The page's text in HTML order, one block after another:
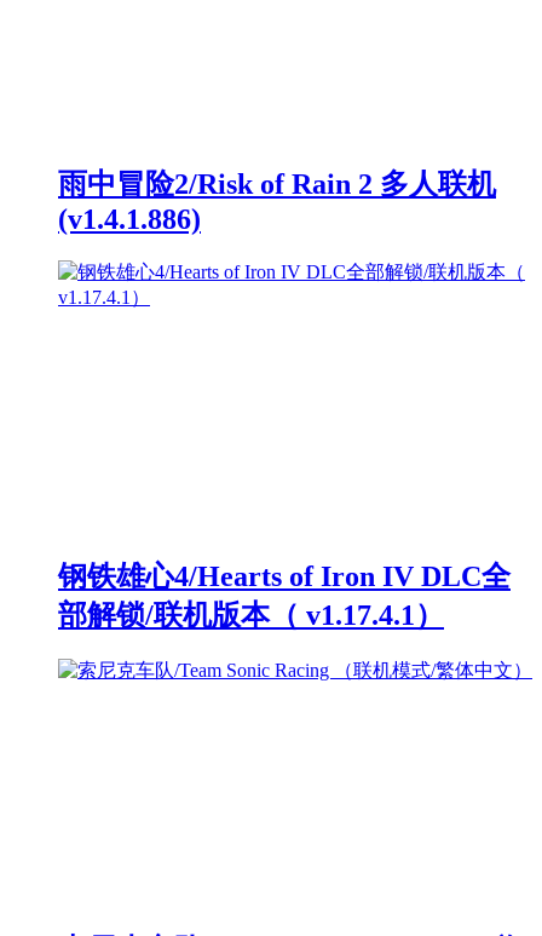
雨中冒险2/Risk of Rain 2 多人联机
(v1.4.1.886)
钢铁雄心4/Hearts of Iron IV DLC全
部解锁/联机版本（ v1.17.4.1）